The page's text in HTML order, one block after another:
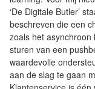
‘De Digitale Butler’
beschreven die een
zoals het
sturen van een
waardevolle
aan de slag te gaan